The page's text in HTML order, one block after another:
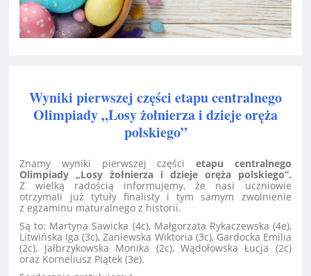
Wyniki pierwszej części etapu centralnego
Olimpiady „Losy żołnierza i dzieje oręża
polskiego”
Znamy wyniki pierwszej częścietapu centralnego
Olimpiady „Losy żołnierza i dzieje oręża polskiego”.
Z wielką radością informujemy, że nasi uczniowie
otrzymali już tytuły finalisty i tym samym zwolnienie
z egzaminu maturalnego z historii.
Są to: Martyna Sawicka (4c), Małgorzata Rykaczewska (4e),
Litwińska Iga (3c), Zaniewska Wiktoria (3c), Gardocka Emilia
(2c), Jałbrzykowska Monika (2c), Wądołowska Łucja (2c)
oraz Korneliusz Piątek (3e).